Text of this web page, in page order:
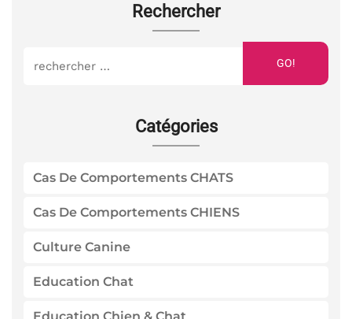
Rechercher
GO!
Catégories
Cas De Comportements CHATS
Cas De Comportements CHIENS
Culture Canine
Education Chat
Education Chien & Chat